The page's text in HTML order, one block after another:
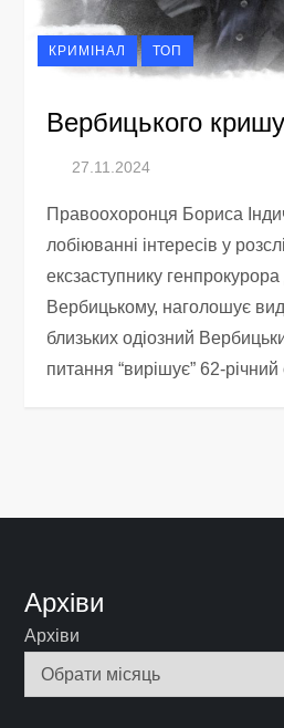
КРИМІНАЛ ТОП
Вербицького
Правоохоронця Бориса
лобіюванні інтересів у
ексзаступнику
Вербицькому, наголошує
близьких одіозний
питання “вирішує” 62-
Архіви
Архіви